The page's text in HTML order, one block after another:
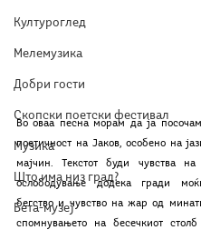
Културоглед
Мелемузика
Добри гости
Скопски поетски фестивал
Музика
Што има низ град?
Бета-музеј
Во оваа песна морам да ја
поетичност на Јаков, особено на
мајчин. Текстот буди чувства на
ослободување додека гради
бегство и чувство на жар од
спомнувањето на бесечкиот